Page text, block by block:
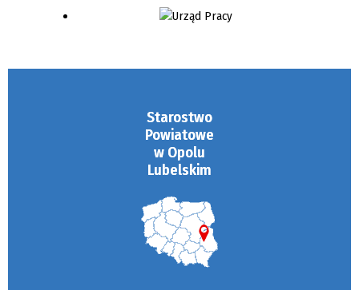
Starostwo
Powiatowe
w Opolu
Lubelskim